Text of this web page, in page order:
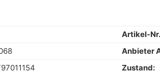
Artikel-
Anbieter
Zustand: